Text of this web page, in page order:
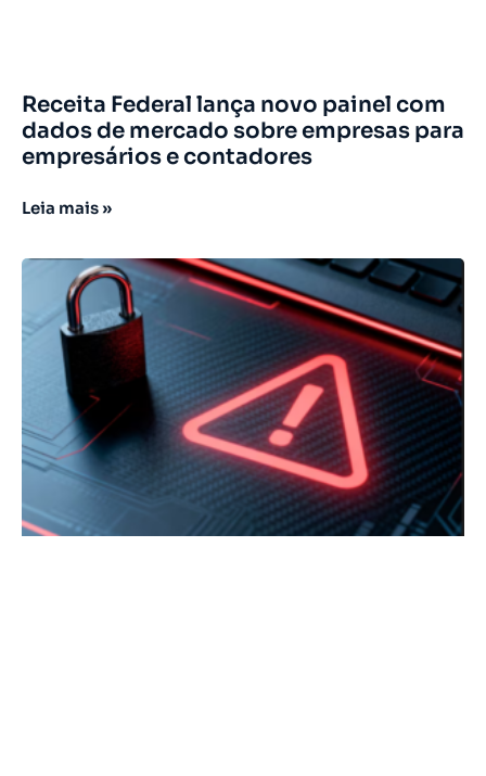
Receita Federal lança novo painel com
dados de mercado sobre empresas para
empresários e contadores
Leia mais »